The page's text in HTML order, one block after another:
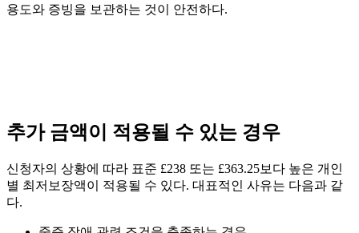
용도와 증빙을 보관하는 것이 안전하다.
추가 금액이 적용될 수 있는 경우
신청자의 상황에 따라 표준 £238 또는 £363.25보다 높은 개인
별 최저보장액이 적용될 수 있다. 대표적인 사유는 다음과 같
다.